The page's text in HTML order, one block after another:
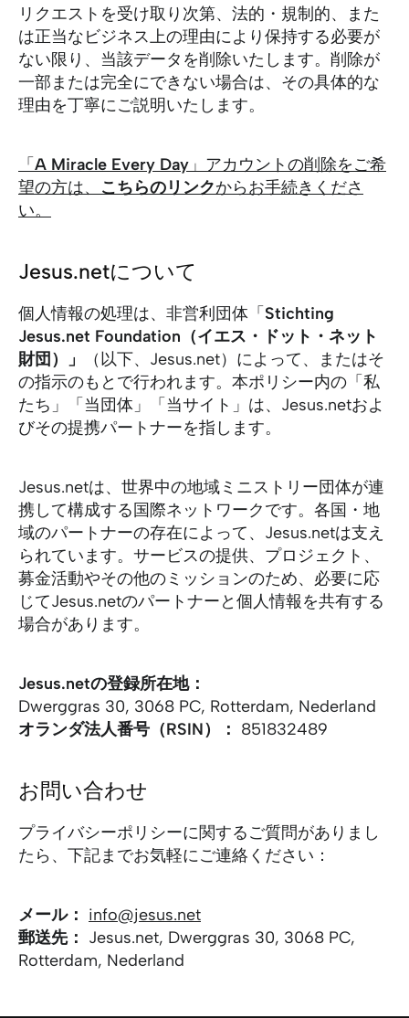
リクエストを受け取り次第、法的・規制的、また
は正当なビジネス上の理由により保持する必要が
ない限り、当該データを削除いたします。削除が
一部または完全にできない場合は、その具体的な
理由を丁寧にご説明いたします。
「 A Miracle Every Day 」アカウントの削除をご希
望の方は、 こちらのリンクからお手続きくださ
い。
Jesus.netについて
個人情報の処理は、非営利団体「 Stichting
Jesus.net Foundation（イエス・ドット・ネット
財団）」
（以下、Jesus.net）によって、またはそ
の指示のもとで行われます。本ポリシー内の「私
たち」「当団体」「当サイト」は、Jesus.netおよ
びその提携パートナーを指します。
Jesus.netは、世界中の地域ミニストリー団体が連
携して構成する国際ネットワークです。各国・地
域のパートナーの存在によって、Jesus.netは支え
られています。サービスの提供、プロジェクト、
募金活動やその他のミッションのため、必要に応
じてJesus.netのパートナーと個人情報を共有する
場合があります。
Jesus.netの登録所在地：
Dwerggras 30, 3068 PC, Rotterdam, Nederland
オランダ法人番号（RSIN）： 851832489
お問い合わせ
プライバシーポリシーに関するご質問がありまし
たら、下記までお気軽にご連絡ください：
メール： info@jesus.net
郵送先： Jesus.net, Dwerggras 30, 3068 PC,
Rotterdam, Nederland